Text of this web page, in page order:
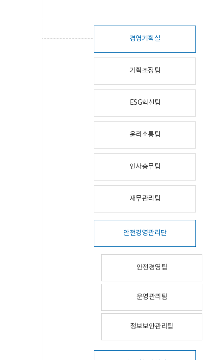
경영기획실
기획조정팀
ESG혁신팀
윤리소통팀
인사총무팀
재무관리팀
안전경영관리단
안전경영팀
운영관리팀
정보보안관리팀